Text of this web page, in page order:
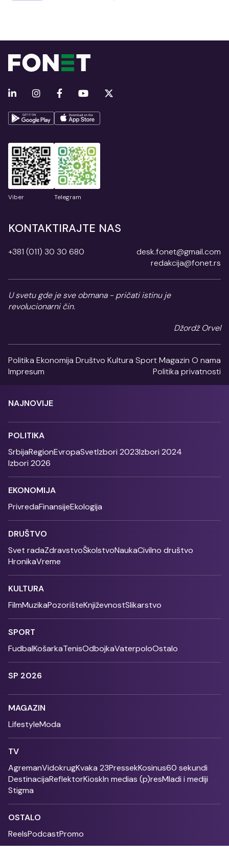
Viber Telegram
KONTAKTIRAJTE NAS
+381 (011) 30 30 680
desk.fonet@gmail.com
redakcija@fonet.rs
U svetu gde je sve obmana - pričati istinu je
revolucionarni čin.
Džordž Orvel
Politika Ekonomija Društvo Kultura SportMagazin O nama
Impresum
Politika privatnosti
NAJNOVIJE
POLITIKA
SrbijaRegionEvropaSvetIzbori 2023Izbori 2024
Izbori 2026
EKONOMIJA
PrivredaFinansijeEkologija
DRUŠTVO
Svet radaZdravstvoŠkolstvoNaukaCivilno društvo
HronikaVreme
KULTURA
FilmMuzikaPozorišteKnjiževnostSlikarstvo
SPORT
FudbalKošarkaTenisOdbojkaVaterpoloOstalo
SP 2026
MAGAZIN
LifestyleModa
TV
AgremanVidokrugKvaka 23PressekKosinus60 sekundi
DestinacijaReflektorKioskIn medias (p)resMladi i mediji
Stigma
OSTALO
ReelsPodcastPromo